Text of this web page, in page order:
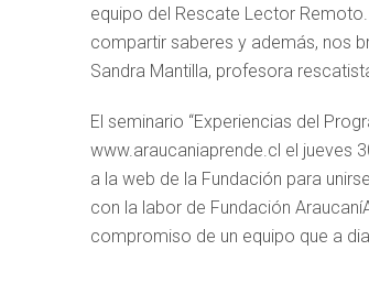
equipo del Rescate Lector
compartir saberes y además, nos
Sandra Mantilla, profesora
El seminario “Experiencias del
www.araucaniaprende.cl el jueves
a la web de la Fundación para
con la labor de Fundación
compromiso de un equipo que a